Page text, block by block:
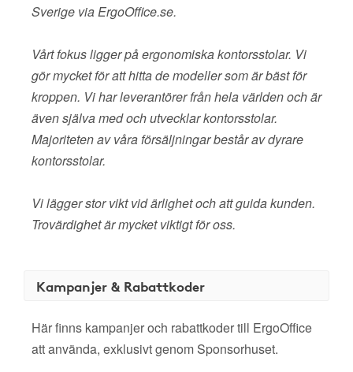
Sverige via ErgoOffice.se.
Vårt fokus ligger på ergonomiska kontorsstolar. Vi
gör mycket för att hitta de modeller som är bäst för
kroppen. Vi har leverantörer från hela världen och är
även själva med och utvecklar kontorsstolar.
Majoriteten av våra försäljningar består av dyrare
kontorsstolar.
Vi lägger stor vikt vid ärlighet och att guida kunden.
Trovärdighet är mycket viktigt för oss.
Kampanjer & Rabattkoder
Här finns kampanjer och rabattkoder till ErgoOffice
att använda, exklusivt genom Sponsorhuset.